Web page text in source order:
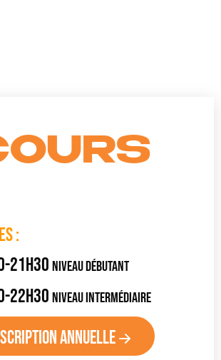
:
21h30 niveau débutant
22h30 niveau intermédiaire
annuelle